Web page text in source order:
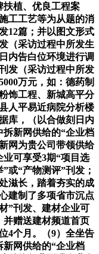
扶植、优良工程案
工工艺等为从题的消
12篇；并以图文形式
（采访过程中所发生
内告白位环境进行调
发（采访过程中所发
万元，如：德药制
饰工程、新城高平分
人平易近病院分析楼
库，（以合做刻日内
新网供给的“企业档
网为贵公司带领供给
业可享受3期“项目选
或“产物测评”刊发；
滋长，踏着夯实的成
建制了多项省市沉点
”刊发、建材企业可
并赠送建材频道首页
4个月。（9）全坐告
新网供给的“企业档